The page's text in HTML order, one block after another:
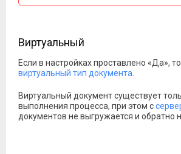
Виртуальный
Если в настройках проставлено «Да»,
виртуальный тип документа
Виртуальный документ существует
выполнения процесса, при этом с
документов не выгружается и обратно